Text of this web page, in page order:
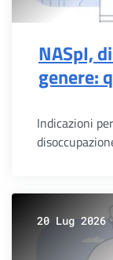
NASpI,
genere:
Indicazioni
20 Lug 2026